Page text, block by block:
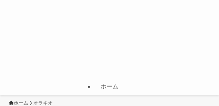
ホーム
ホーム オラキオ